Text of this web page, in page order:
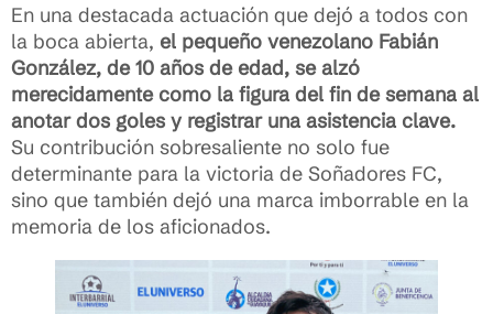
En una destacada actuación que dejó a todos con
la boca abierta, el pequeño venezolano Fabián
González, de 10 años de edad, se alzó
merecidamente como la figura del fin de semana al
anotar dos goles y registrar una asistencia clave.
Su contribución sobresaliente no solo fue
determinante para la victoria de Soñadores FC,
sino que también dejó una marca imborrable en la
memoria de los aficionados.